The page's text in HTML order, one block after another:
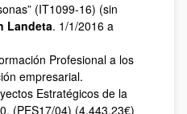
(IT1099-16) (sin
Landeta. 1/1/2016 a
Profesional a los
empresarial.
Estratégicos de la
(PES17/04) (4.443,23€)